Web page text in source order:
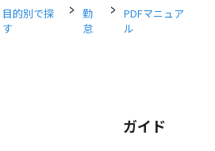
目的別で探
す
> 勤
怠
> PDFマニュア
ル
ガイド